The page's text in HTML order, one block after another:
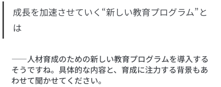
成長を加速させていく“新しい教育プログラム”と
は
――人材育成のための新しい教育プログラムを導入する
そうですね。具体的な内容と、育成に注力する背景もあ
わせて聞かせてください。